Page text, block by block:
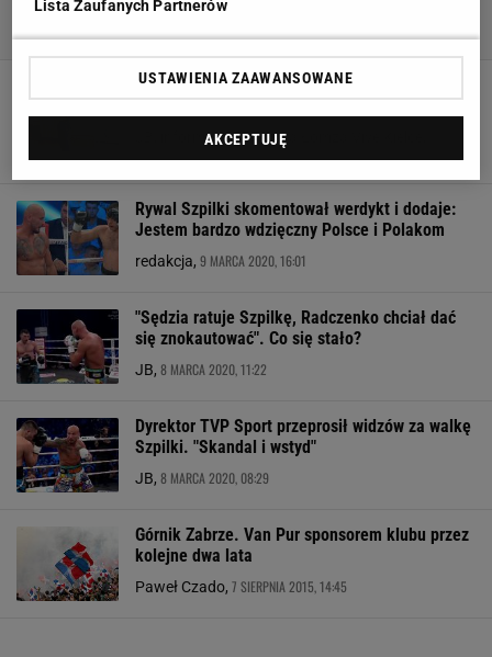
Jest nowy sponsor tytularny VIVE Kielce! Nowa
nazwa wzbudziła kontrowersje
JB, informacja prasowa Łomża Vive Kielce,
13 SIERPNIA 2020, 13:58
Rywal Szpilki skomentował werdykt i dodaje:
Jestem bardzo wdzięczny Polsce i Polakom
redakcja, 9 MARCA 2020, 16:01
"Sędzia ratuje Szpilkę, Radczenko chciał dać
się znokautować". Co się stało?
JB, 8 MARCA 2020, 11:22
Dyrektor TVP Sport przeprosił widzów za walkę
Szpilki. "Skandal i wstyd"
JB, 8 MARCA 2020, 08:29
Górnik Zabrze. Van Pur sponsorem klubu przez
kolejne dwa lata
Paweł Czado, 7 SIERPNIA 2015, 14:45
Lista Zaufanych Partnerów
USTAWIENIA ZAAWANSOWANE
AKCEPTUJĘ